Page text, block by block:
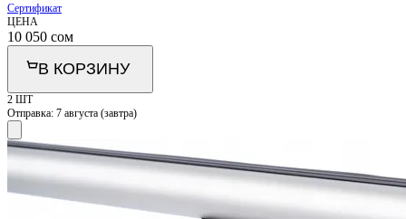
Сертификат
ЦЕНА
10 050 сом
В КОРЗИНУ
2 ШТ
Отправка: 7 августа (завтра)